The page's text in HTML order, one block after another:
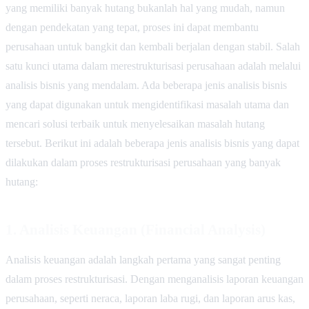
yang memiliki banyak hutang bukanlah hal yang mudah, namun
dengan pendekatan yang tepat, proses ini dapat membantu
perusahaan untuk bangkit dan kembali berjalan dengan stabil. Salah
satu kunci utama dalam merestrukturisasi perusahaan adalah melalui
analisis bisnis yang mendalam. Ada beberapa jenis analisis bisnis
yang dapat digunakan untuk mengidentifikasi masalah utama dan
mencari solusi terbaik untuk menyelesaikan masalah hutang
tersebut. Berikut ini adalah beberapa jenis analisis bisnis yang dapat
dilakukan dalam proses restrukturisasi perusahaan yang banyak
hutang:
Analisis keuangan adalah langkah pertama yang sangat penting
dalam proses restrukturisasi. Dengan menganalisis laporan keuangan
perusahaan, seperti neraca, laporan laba rugi, dan laporan arus kas,